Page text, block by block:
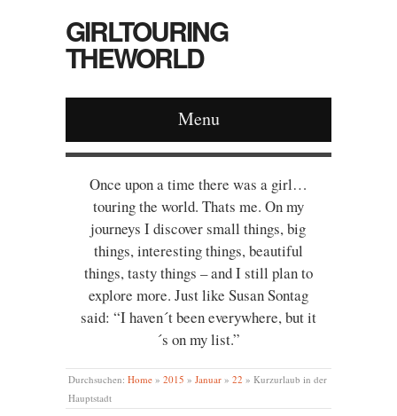
GIRLTOURING
THEWORLD
Menu
Once upon a time there was a girl…
touring the world. Thats me. On my
journeys I discover small things, big
things, interesting things, beautiful
things, tasty things – and I still plan to
explore more. Just like Susan Sontag
said: “I haven´t been everywhere, but it
´s on my list.”
Durchsuchen: Home » 2015 » Januar » 22 » Kurzurlaub in der
Hauptstadt